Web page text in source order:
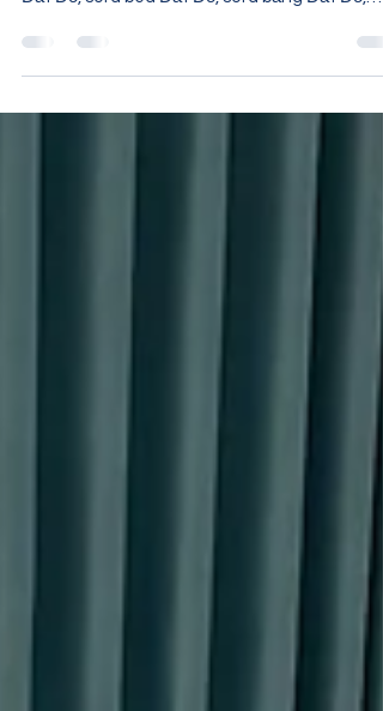
Đất Đỏ BRVT | Nội thất Linco
ghế sofa Đất Đỏ, ghế sopha Đất Đỏ, ghế salon
Đất Đỏ, ghế sa lông nệm Đất Đỏ, sofa giường